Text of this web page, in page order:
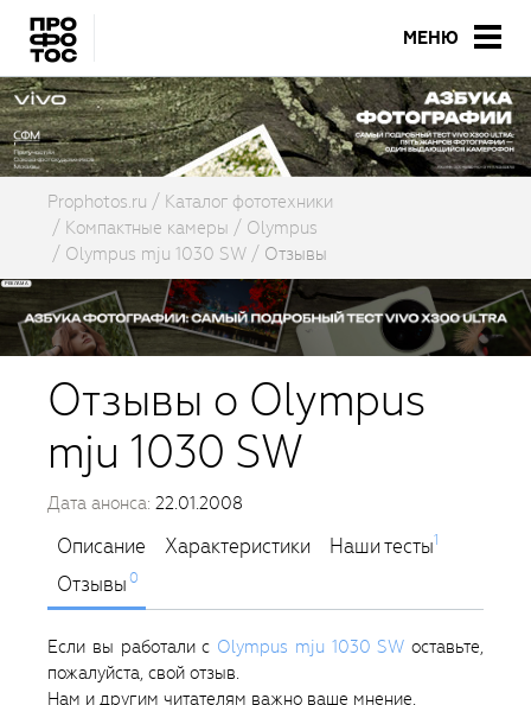
МЕНЮ
Prophotos.ru
Каталог фототехники
Компактные камеры
Olympus
Olympus mju 1030 SW
Отзывы
Отзывы о Olympus
mju 1030 SW
Дата анонса: 22.01.2008
Описание Характеристики Наши тесты1
Отзывы0
Если вы работали с Olympus mju 1030 SW оставьте,
пожалуйста, свой отзыв.
Нам и другим читателям важно ваше мнение.